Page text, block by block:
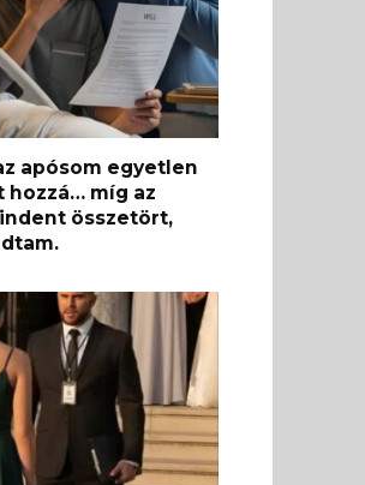
apósom egyetlen
míg az
összetört,